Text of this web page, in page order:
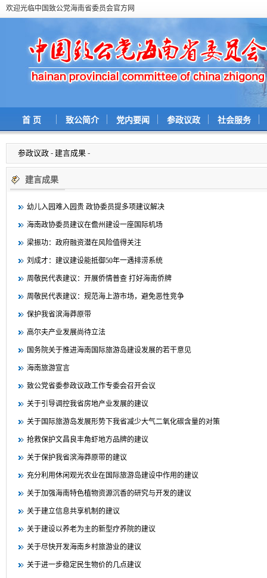
欢迎光临中国致公党海南省委员会官方网
首 页 致公简介 党内要闻 参政议政 社会服务
参政议政 - 建言成果 -
建言成果
幼儿入园难入园贵 政协委员提多项建议解决
海南政协委员建议在儋州建设一座国际机场
梁振功：政府融资潜在风险值得关注
刘成才：建议建设能抵御50年一遇排涝系统
周敬民代表建议：开展侨情普查 打好海南侨牌
周敬民代表建议：规范海上游市场，避免恶性竞争
保护我省滨海莽原带
高尔夫产业发展尚待立法
国务院关于推进海南国际旅游岛建设发展的若干意见
海南旅游宣言
致公党省委参政议政工作专委会召开会议
关于引导调控我省房地产业发展的建议
关于国际旅游岛发展形势下我省减少大气二氧化碳含量的对策
抢救保护文昌良丰角虾地方品牌的建议
关于保护我省滨海莽原带的建议
充分利用休闲观光农业在国际旅游岛建设中作用的建议
关于加强海南特色植物资源沉香的研究与开发的建议
关于建立信息共享机制的建议
关于建设以养老为主的新型疗养院的建议
关于尽快开发海南乡村旅游业的建议
关于进一步稳定民生物价的几点建议